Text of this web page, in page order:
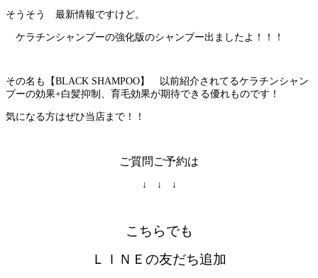
そうそう 最新情報ですけど。
ケラチンシャンプーの強化版のシャンプー出ましたよ！！！
その名も【BLACK SHAMPOO】 以前紹介されてるケラチンシャン
プーの効果+白髪抑制、育毛効果が期待できる優れものです！
気になる方はぜひ当店まで！！
ご質問ご予約は
↓ ↓ ↓
こちらでも
ＬＩＮＥの友だち追加